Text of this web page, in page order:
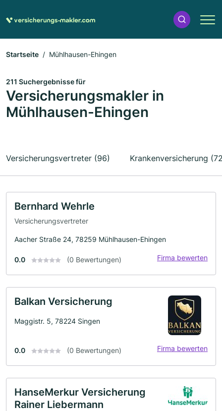
Startseite Mühlhausen-Ehingen
211 Suchergebnisse für
Versicherungsmakler in
Mühlhausen-Ehingen
Versicherungsvertreter (96) Krankenversicherung
Bernhard Wehrle
Versicherungsvertreter
Aacher Straße 24, 78259 Mühlhausen-Ehingen
0.0 (0 Bewertungen) Firma bewerten
Balkan Versicherung
Maggistr. 5, 78224 Singen
0.0 (0 Bewertungen) Firma bewerten
HanseMerkur Versicherung
Rainer Liebermann